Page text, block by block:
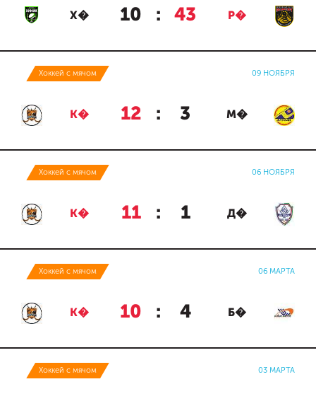
Х� 10 : 43 Р�
Хоккей с мячом 09 НОЯБРЯ
К� 12 : 3 М�
Хоккей с мячом 06 НОЯБРЯ
К� 11 : 1 Д�
Хоккей с мячом 06 МАРТА
К� 10 : 4 Б�
Хоккей с мячом 03 МАРТА